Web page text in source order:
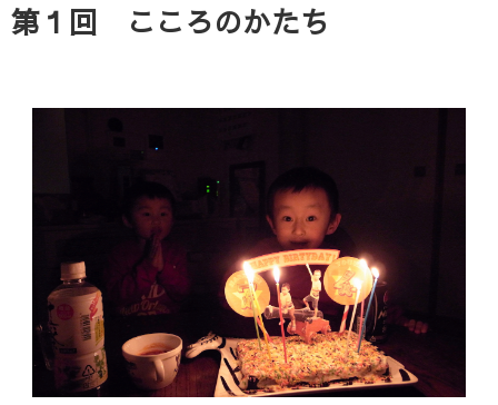
第１回 こころのかたち